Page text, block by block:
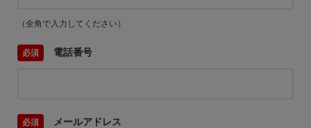
（全角で入力してください）
電話番号
メールアドレス